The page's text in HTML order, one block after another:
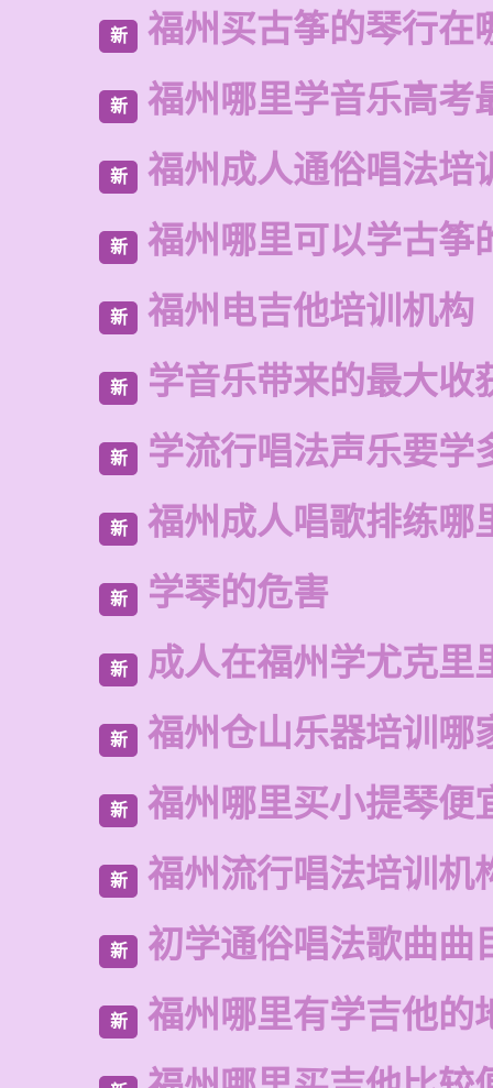
新 福州买古筝的琴行在
新 福州哪里学音乐高考
新 福州成人通俗唱法培
新 福州哪里可以学古筝
新 福州电吉他培训机构
新 学音乐带来的最大收
新 学流行唱法声乐要学
新 福州成人唱歌排练哪
新 学琴的危害
新 成人在福州学尤克里
新 福州仓山乐器培训哪
新 福州哪里买小提琴便
新 福州流行唱法培训机
新 初学通俗唱法歌曲曲
新 福州哪里有学吉他的